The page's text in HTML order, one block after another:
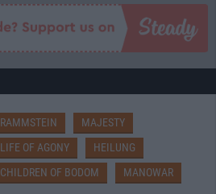
RAMMSTEIN
MAJESTY
LIFE OF AGONY
HEILUNG
CHILDREN OF BODOM
MANOWAR